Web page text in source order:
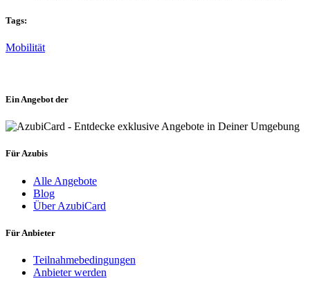
Tags:
Mobilität
Ein Angebot der
Für Azubis
Alle Angebote
Blog
Über AzubiCard
Für Anbieter
Teilnahmebedingungen
Anbieter werden